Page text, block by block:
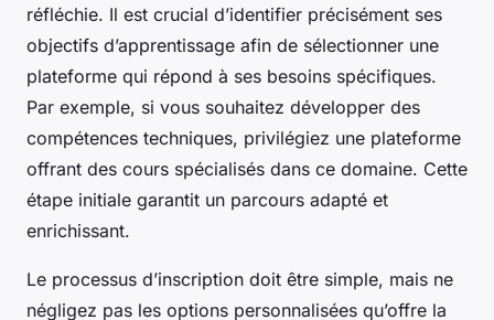
réfléchie. Il est crucial d’identifier précisément ses
objectifs d’apprentissage afin de sélectionner une
plateforme qui répond à ses besoins spécifiques.
Par exemple, si vous souhaitez développer des
compétences techniques, privilégiez une plateforme
offrant des cours spécialisés dans ce domaine. Cette
étape initiale garantit un parcours adapté et
enrichissant.
Le processus d’inscription doit être simple, mais ne
négligez pas les options personnalisées qu’offre la